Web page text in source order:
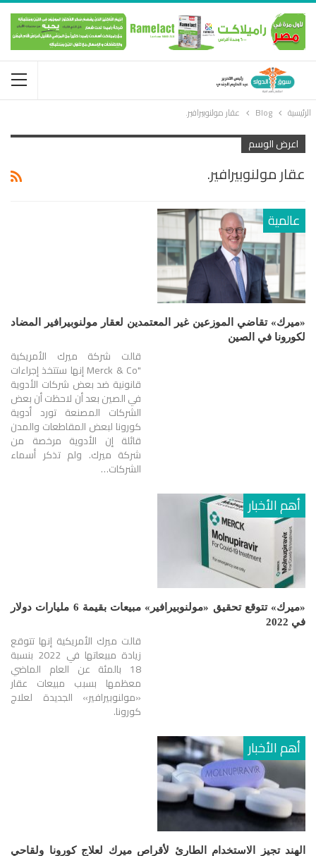
الرئيسية Blog عقار مولنوبيرافير.
اعرض الوسم
عقار مولنوبيرافير.
عالمية
«ميرك» تقاضي الموزعين غير المعتمدين لعقار مولنوبيرافير المضاد
لكورونا في الصين
قالت شركة ميرك الأمريكية
"Merck & Co إنها ستتخذ إجراءات
قانونية ضد بعض شركات الأدوية
في الصين بعد أن لاحظت أن بعض
الشركات المصنعة تورد أدوية
كورونا لبعض المقاطعات والمدن
قائلة إن الأدوية مرخصة من
شركة ميرك. ولم تذكر أسماء
الشركات…
أهم الأخبار
«ميرك» تتوقع تحقيق «مولنوبيرافير» مبيعات بقيمة 6 مليارات دولار
في 2022
قالت ميرك الأمريكية إنها تتوقع
زيادة مبيعاتها في 2022 بنسبة
18 بالمئة عن العام الماضي
معظمها بسبب مبيعات عقار
«مولنوبيرافير» الجديدة لعلاج
كورونا.
أهم الأخبار
الهند تجيز الاستخدام الطارئ لأقراص ميرك لعلاج كورونا ولقاحي